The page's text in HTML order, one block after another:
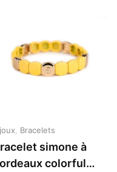
Bracelets
simone à
colorful